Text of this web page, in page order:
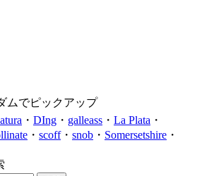
ムでピックアップ
・ DIng ・ galleass ・ La Plata ・
・ scoff・ snob ・ Somersetshire ・